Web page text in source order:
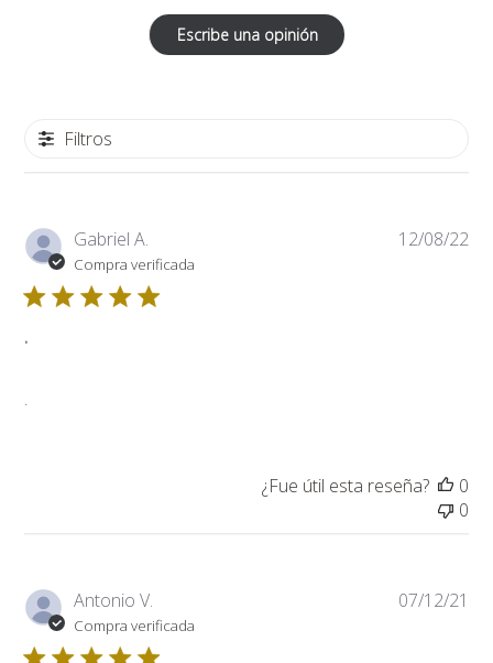
Escribe una opinión
Filtros
Gabriel A.
Compra verificada
.
.
12/08/22
¿Fue útil esta reseña?
0
0
Antonio V.
Compra verificada
07/12/21